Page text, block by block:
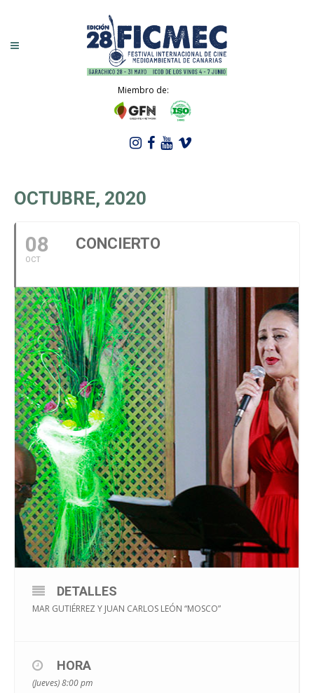
Miembro de:
OCTUBRE, 2020
08
OCT
CONCIERTO
DETALLES
MAR GUTIÉRREZ Y JUAN CARLOS LEÓN “MOSCO”
HORA
(Jueves) 8:00 pm